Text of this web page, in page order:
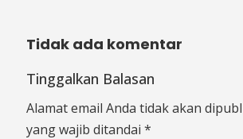
Tidak ada komentar
Tinggalkan Balasan
Alamat email Anda tidak akan
yang wajib ditandai *